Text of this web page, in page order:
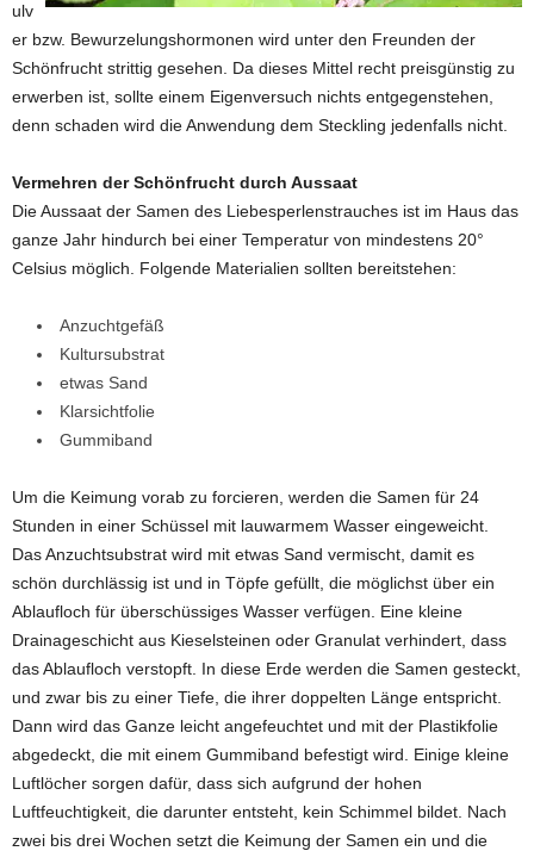
ulv
er bzw. Bewurzelungshormonen wird unter den Freunden der
Schönfrucht strittig gesehen. Da dieses Mittel recht preisgünstig zu
erwerben ist, sollte einem Eigenversuch nichts entgegenstehen,
denn schaden wird die Anwendung dem Steckling jedenfalls nicht.
Vermehren der Schönfrucht durch Aussaat
Die Aussaat der Samen des Liebesperlenstrauches ist im Haus das
ganze Jahr hindurch bei einer Temperatur von mindestens 20°
Celsius möglich. Folgende Materialien sollten bereitstehen:
Anzuchtgefäß
Kultursubstrat
etwas Sand
Klarsichtfolie
Gummiband
Um die Keimung vorab zu forcieren, werden die Samen für 24
Stunden in einer Schüssel mit lauwarmem Wasser eingeweicht.
Das Anzuchtsubstrat wird mit etwas Sand vermischt, damit es
schön durchlässig ist und in Töpfe gefüllt, die möglichst über ein
Ablaufloch für überschüssiges Wasser verfügen. Eine kleine
Drainageschicht aus Kieselsteinen oder Granulat verhindert, dass
das Ablaufloch verstopft. In diese Erde werden die Samen gesteckt,
und zwar bis zu einer Tiefe, die ihrer doppelten Länge entspricht.
Dann wird das Ganze leicht angefeuchtet und mit der Plastikfolie
abgedeckt, die mit einem Gummiband befestigt wird. Einige kleine
Luftlöcher sorgen dafür, dass sich aufgrund der hohen
Luftfeuchtigkeit, die darunter entsteht, kein Schimmel bildet. Nach
zwei bis drei Wochen setzt die Keimung der Samen ein und die